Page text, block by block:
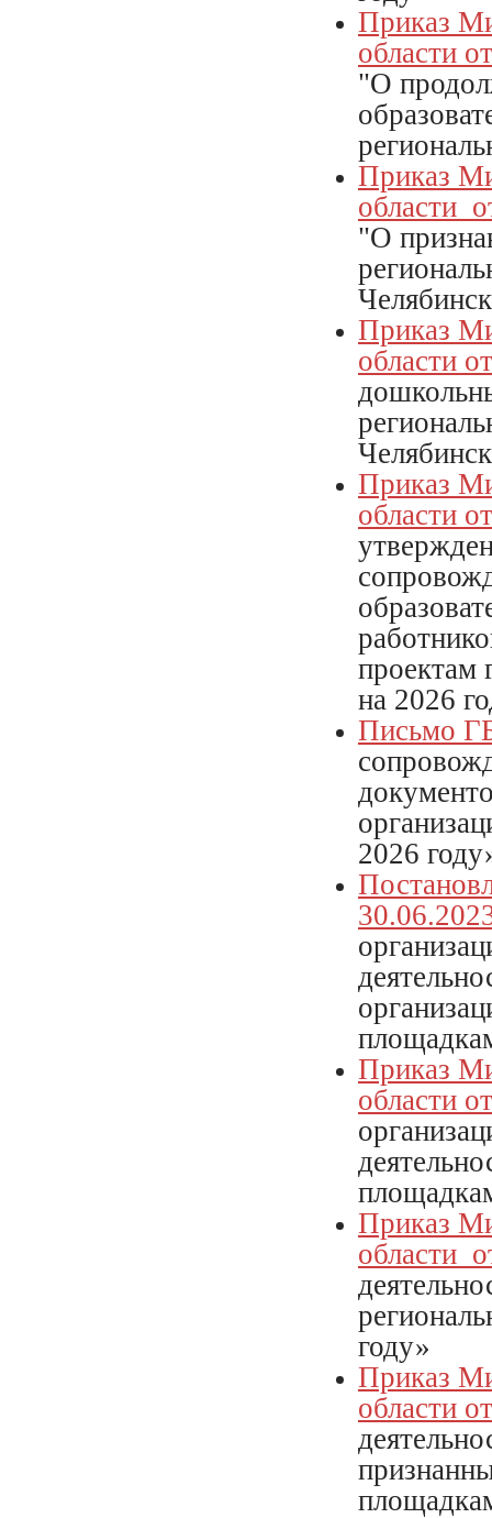
Приказ
области
"О
Приказ
области
"О
Приказ
области
Приказ
области
проектам
на 2026
Письмо
2026
Приказ
области
Приказ
области
году»
Приказ
области